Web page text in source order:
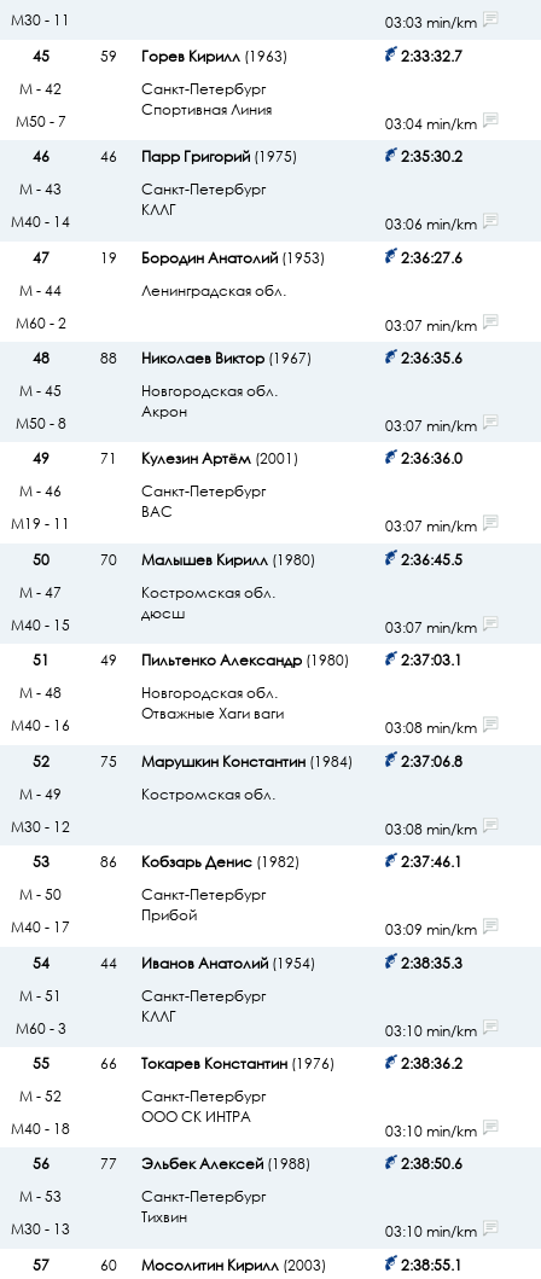
М30 - 11
03:03 min/km
45
59 Горев Кирилл(1963)
Санкт-Петербург
Спортивная Линия
2:33:32.7
М - 42
М50 - 7
03:04 min/km
46
46 Парр Григорий(1975)
Санкт-Петербург
КЛЛГ
2:35:30.2
М - 43
М40 - 14
03:06 min/km
47
19 Бородин Анатолий(1953)
Ленинградская обл.
2:36:27.6
М - 44
М60 - 2
03:07 min/km
48
88 Николаев Виктор(1967)
Новгородская обл.
Акрон
2:36:35.6
М - 45
М50 - 8
03:07 min/km
49
71 Кулезин Артём(2001)
Санкт-Петербург
ВАС
2:36:36.0
М - 46
М19 - 11
03:07 min/km
50
70 Малышев Кирилл(1980)
Костромская обл.
дюсш
2:36:45.5
М - 47
М40 - 15
03:07 min/km
51
49 Пильтенко Александр(1980)
Новгородская обл.
Отважные Хаги ваги
2:37:03.1
М - 48
М40 - 16
03:08 min/km
52
75 Марушкин Константин(1984)
Костромская обл.
2:37:06.8
М - 49
М30 - 12
03:08 min/km
53
86 Кобзарь Денис(1982)
Санкт-Петербург
Прибой
2:37:46.1
М - 50
М40 - 17
03:09 min/km
54
44 Иванов Анатолий(1954)
Санкт-Петербург
КЛЛГ
2:38:35.3
М - 51
М60 - 3
03:10 min/km
55
66 Токарев Константин(1976)
Санкт-Петербург
ООО СК ИНТРА
2:38:36.2
М - 52
М40 - 18
03:10 min/km
56
77 Эльбек Алексей(1988)
Санкт-Петербург
Тихвин
2:38:50.6
М - 53
М30 - 13
03:10 min/km
57
60 Мосолитин Кирилл(2003) 2:38:55.1